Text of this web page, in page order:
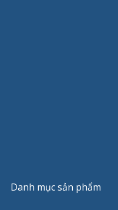
Danh mục sản phẩm